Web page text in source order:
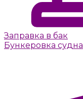
Заправка в бак
Бункеровка судна